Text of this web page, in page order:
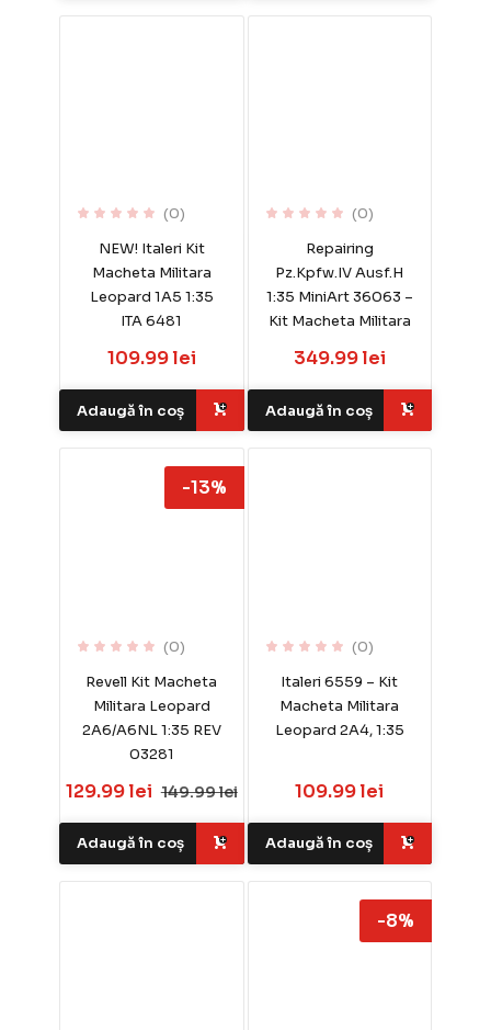
(0)
NEW! Italeri Kit
Macheta Militara
Leopard 1A5 1:35
ITA 6481
109.99 lei
Adaugă în coș
(0)
Repairing
Pz.Kpfw.IV Ausf.H
1:35 MiniArt 36063 –
Kit Macheta Militara
349.99 lei
Adaugă în coș
(0)
Revell Kit Macheta
Militara Leopard
2A6/A6NL 1:35 REV
03281
129.99 lei 149.99 lei
-13%
Adaugă în coș
(0)
Italeri 6559 – Kit
Macheta Militara
Leopard 2A4, 1:35
109.99 lei
Adaugă în coș
-8%